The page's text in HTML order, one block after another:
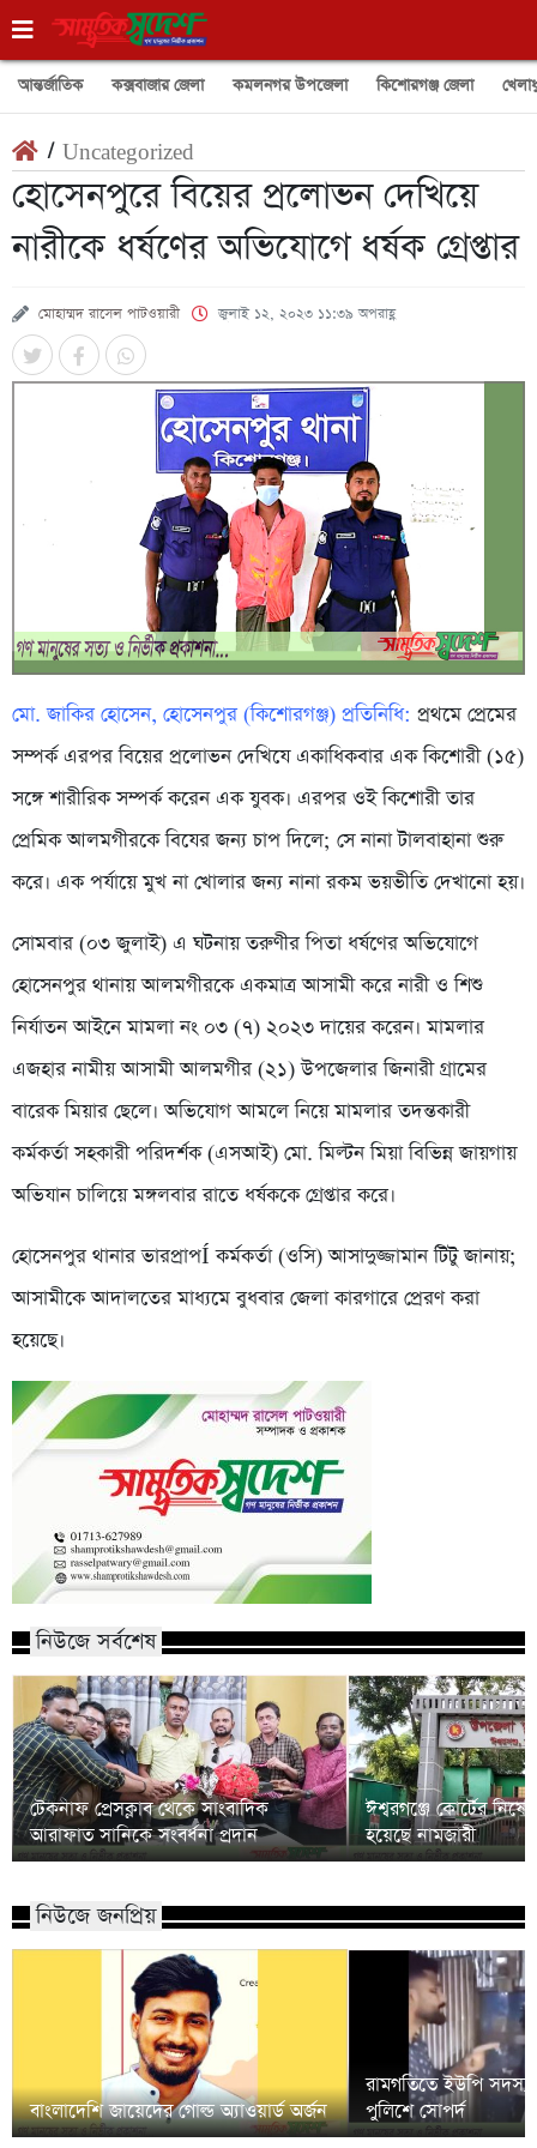
আন্তর্জাতিক কক্সবাজার জেলা কমলনগর উপজেলা কিশোরগঞ্জ জেলা
/ Uncategorized
হোসেনপুরে বিয়ের প্রলোভন দেখিয়ে
নারীকে ধর্ষণের অভিযোগে ধর্ষক গ্রেপ্তার
মোহাম্মদ রাসেল পাটওয়ারী জুলাই ১২, ২০২৩ ১১:৩৯ অপরাহ্ণ
মো. জাকির হোসেন, হোসেনপুর (কিশোরগঞ্জ) প্রতিনিধি: প্রথমে প্রেমের
সম্পর্ক এরপর বিয়ের প্রলোভন দেখিযে একাধিকবার এক কিশোরী (১৫)
সঙ্গে শারীরিক সম্পর্ক করেন এক যুবক। এরপর ওই কিশোরী তার
প্রেমিক আলমগীরকে বিযের জন্য চাপ দিলে; সে নানা টালবাহানা শুরু
করে। এক পর্যায়ে মুখ না খোলার জন্য নানা রকম ভয়ভীতি দেখানো হয়।
সোমবার (০৩ জুলাই) এ ঘটনায় তরুণীর পিতা ধর্ষণের অভিযোগে
হোসেনপুর থানায় আলমগীরকে একমাত্র আসামী করে নারী ও শিশু
নির্যাতন আইনে মামলা নং ০৩ (৭) ২০২৩ দায়ের করেন। মামলার
এজহার নামীয় আসামী আলমগীর (২১) উপজেলার জিনারী গ্রামের
বারেক মিয়ার ছেলে। অভিযোগ আমলে নিয়ে মামলার তদন্তকারী
কর্মকর্তা সহকারী পরিদর্শক (এসআই) মো. মিল্টন মিয়া বিভিন্ন জায়গায়
অভিযান চালিয়ে মঙ্গলবার রাতে ধর্ষককে গ্রেপ্তার করে।
হোসেনপুর থানার ভারপ্রাপÍ কর্মকর্তা (ওসি) আসাদুজ্জামান টিটু জানায়;
আসামীকে আদালতের মাধ্যমে বুধবার জেলা কারগারে প্রেরণ করা
হয়েছে।
নিউজে সর্বশেষ
টেকনাফ প্রেসক্লাব থেকে সাংবাদিক
আরাফাত সানিকে সংবর্ধনা প্রদান
ঈশ্বরগঞ্জে কোর্টের
হয়েছে নামজারী
নিউজে জনপ্রিয়
বাংলাদেশি জায়েদের গোল্ড অ্যাওয়ার্ড অর্জন
রামগতিতে ইউপি
পুলিশে সোপর্দ